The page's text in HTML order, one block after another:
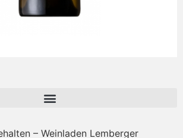
– Weinladen Lemberger